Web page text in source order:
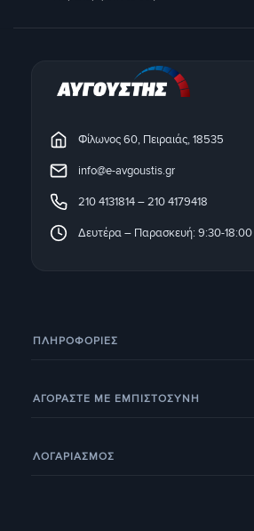
Φίλωνος 60, Πειραιάς, 18535
info@e-avgoustis.gr
210 4131814–210 4179418
Δευτέρα – Παρασκευή: 9:30-18:00
ΠΛΗΡΟΦΟΡΊΕΣ
Εξέλιξη παραγγελίας
ΑΓΟΡΑΣΤΕ ΜΕ ΕΜΠΙΣΤΟΣΥΝΗ
Έξοδα αποστολής
ΛΟΓΑΡΙΑΣΜΟΣ